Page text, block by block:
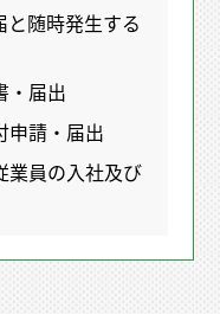
随時発生する
・届出
請・届出
員の入社及び